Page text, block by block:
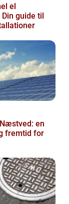
el
guide til
en
fremtid for